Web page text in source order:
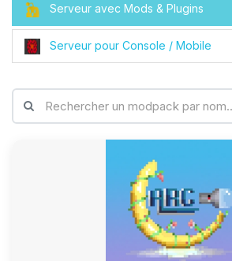
Serveur avec Mods & Plugins
Serveur pour Console / Mobile
Youpi, enfin quelqu’un
parler ! Moi c’est Choupy,
tu as besoin et je vais
petits circuits pour t’aider.
09/08/2026 à 13:24